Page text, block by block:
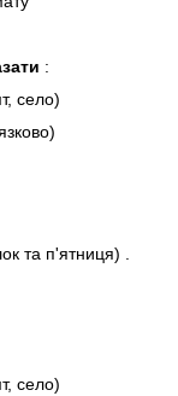
:
село)
та п'ятниця) .
село)